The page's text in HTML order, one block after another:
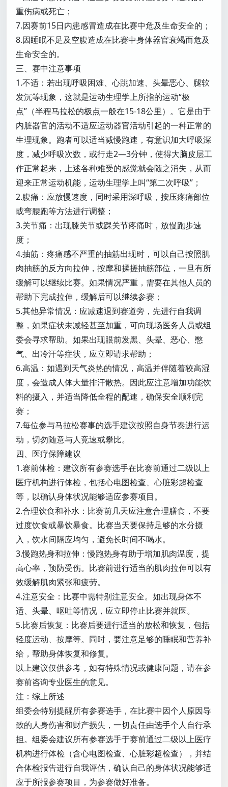
重伤病或死亡；
7.因赛前15日内患感冒造成在比赛中危及生命安全的；
8.因睡眠不足及空腹造成在比赛中身体器官衰竭而危及
生命安全的。
三、赛中注意事项
1.不适：若出现呼吸困难、心跳加速、头晕恶心、腿软
发沉等现象，这就是运动生理学上所指的运动“极
点”（半程马拉松的极点一般在15-18公里）。它是由于
内脏器官的活动不适应运动器官活动引起的一种正常的
生理现象。跑者可以适当减慢跑速，有意识加大呼吸深
度，减少呼吸次数，或行走2—3分钟，使得大脑皮层工
作正常起来，上述各种难受的感觉就会随之消失，从而
迎来正常运动机能，运动生理学上叫“第二次呼吸”；
2.腹痛：应放慢速度，同时采用深呼吸，按压疼痛部位
或弯腰跑等方法进行调整；
3.关节痛：出现膝关节或踝关节疼痛时，放慢跑步速
度；
4.抽筋：疼痛感不严重的抽筋出现时，可以自己按照肌
肉抽筋的反方向拉伸，按摩和揉搓抽筋部位，一旦有所
缓解可以继续比赛。如果情况严重，需要在其他人员的
帮助下完成拉伸，缓解后可以继续参赛；
5.其他异常情况：应减速退到赛道旁，先进行自我调
整，如果症状未减轻甚至加重，可向现场医务人员或组
委会寻求帮助。如果出现眼前发黑、头晕、恶心、憋
气、出冷汗等症状，应立即请求帮助；
6.高温：如遇到天气炎热的情况，高温并伴随着较高湿
度，会造成人体大量排汗散热。因此应注意增加功能饮
料的摄入，并适当降低全程的配速，确保安全顺利完
赛；
7.每位参与马拉松赛事的选手建议按照自身节奏进行运
动，切勿随意与人竞速或攀比。
四、医疗保障建议
1.赛前体检：建议所有参赛选手在比赛前通过二级以上
医疗机构进行体检，包括心电图检查、心脏彩超检查
等，以确认身体状况能够适应参赛项目。
2.合理饮食和补水：比赛前几天应注意合理膳食，不要
过度饮食或暴饮暴食。比赛当天要保持足够的水分摄
入，饮水间隔应均匀，避免长时间不喝水。
3.慢跑热身和拉伸：慢跑热身有助于增加肌肉温度，提
高心率，预防受伤。比赛前进行适当的肌肉拉伸可以有
效缓解肌肉紧张和疲劳。
4.注意安全：比赛中需特别注意安全。如出现身体不
适、头晕、呕吐等情况，应立即停止比赛并就医。
5.比赛后恢复：比赛后要进行适当的放松和恢复，包括
轻度运动、按摩等。同时，要注意足够的睡眠和营养补
给，帮助身体恢复和修复。
以上建议仅供参考，如有特殊情况或健康问题，请在参
赛前咨询专业医生的意见。
注：综上所述
组委会特别提醒所有参赛选手，在比赛中因个人原因导
致的人身伤害和财产损失，一切责任由选手个人自行承
担。组委会建议所有参赛选手于赛前通过二级以上医疗
机构进行体检（含心电图检查、心脏彩超检查），并结
合体检报告进行自我评估，确认自己的身体状况能够适
应于所报参赛项目，为参赛做好准备。